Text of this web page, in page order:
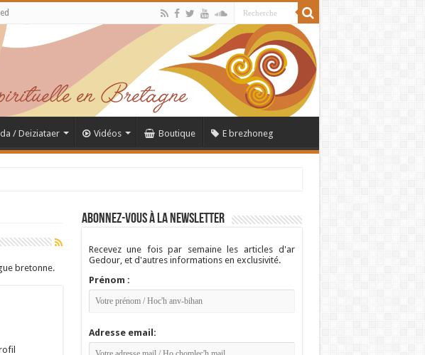
/ Deiziataer Vidéos Boutique E brezhoneg
bretonne.
Abonnez-vous à la newsletter
Recevez une fois par semaine les articles d'ar
Gedour, et d'autres informations en exclusivité.
Prénom :
Adresse email: